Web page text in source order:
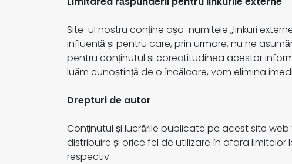
Site-ul nostru conține așa-numitele „linkuri
influență și pentru care, prin urmare, nu ne
pentru conținutul și corectitudinea acestor
luăm cunoștință de o încălcare, vom elimina
Drepturi de autor
Conținutul și lucrările publicate pe acest site
distribuire și orice fel de utilizare în afara
respectiv.